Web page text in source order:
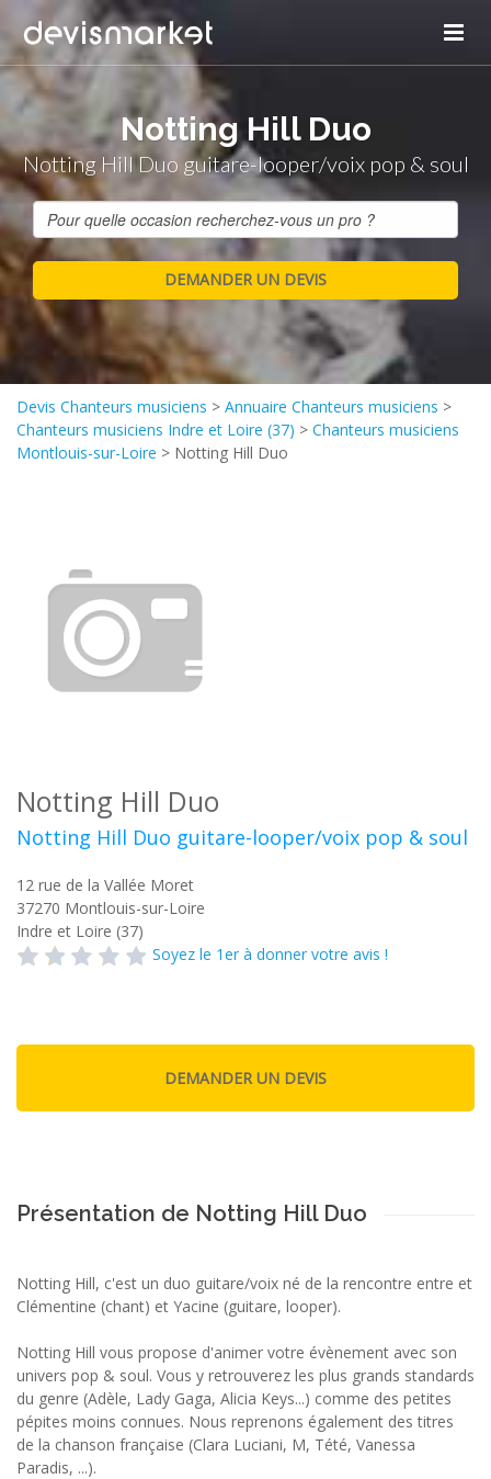
Notting Hill Duo
Notting Hill Duo guitare-looper/voix pop & soul
Devis Chanteurs musiciens > Annuaire Chanteurs musiciens >
Chanteurs musiciens Indre et Loire (37) > Chanteurs musiciens
Montlouis-sur-Loire > Notting Hill Duo
Notting Hill Duo
Notting Hill Duo guitare-looper/voix pop & soul
12 rue de la Vallée Moret
37270 Montlouis-sur-Loire
Indre et Loire (37)
Soyez le 1er à donner votre avis !
Présentation de Notting Hill Duo
Notting Hill, c'est un duo guitare/voix né de la rencontre entre et
Clémentine (chant) et Yacine (guitare, looper).
Notting Hill vous propose d'animer votre évènement avec son
univers pop & soul. Vous y retrouverez les plus grands standards
du genre (Adèle, Lady Gaga, Alicia Keys...) comme des petites
pépites moins connues. Nous reprenons également des titres
de la chanson française (Clara Luciani, M, Tété, Vanessa
Paradis, ...).